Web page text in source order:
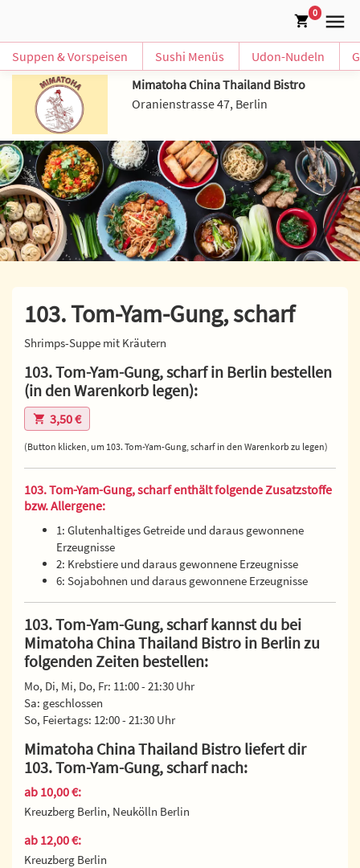
0
Suppen & Vorspeisen Sushi Menüs Udon-Nudeln
Mimatoha China Thailand Bistro
Oranienstrasse 47, Berlin
103. Tom-Yam-Gung, scharf
Shrimps-Suppe mit Kräutern
103. Tom-Yam-Gung, scharf in Berlin bestellen
(in den Warenkorb legen):
3,50 €
(Button klicken, um 103. Tom-Yam-Gung, scharf in den Warenkorb zu legen)
103. Tom-Yam-Gung, scharf enthält folgende Zusatzstoffe
bzw. Allergene:
1: Glutenhaltiges Getreide und daraus gewonnene
Erzeugnisse
2: Krebstiere und daraus gewonnene Erzeugnisse
6: Sojabohnen und daraus gewonnene Erzeugnisse
103. Tom-Yam-Gung, scharf kannst du bei
Mimatoha China Thailand Bistro in Berlin zu
folgenden Zeiten bestellen:
Mo, Di, Mi, Do, Fr: 11:00 - 21:30 Uhr
Sa: geschlossen
So, Feiertags: 12:00 - 21:30 Uhr
Mimatoha China Thailand Bistro liefert dir
103. Tom-Yam-Gung, scharf nach:
ab 10,00 €:
Kreuzberg Berlin, Neukölln Berlin
ab 12,00 €:
Kreuzberg Berlin